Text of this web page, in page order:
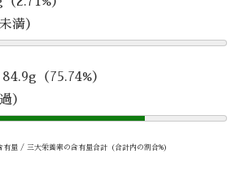
満）
（75.74%）
）
量 / 三大栄養素の含有量合計（合計内の割合%）